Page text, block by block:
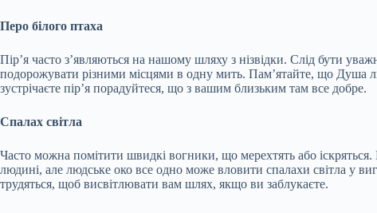
Перо білого птаха
Пір’я часто з’являються на нашому шляху з нізвідки. Слід бути
подорожувати різними місцями в одну мить. Пам’ятайте, що Душа
зустрічаєте пір’я порадуйтеся, що з вашим близьким там все добре.
Спалах світла
Часто можна помітити швидкі вогники, що мерехтять або
людині, але людське око все одно може вловити спалахи світла у
трудяться, щоб висвітлювати вам шлях, якщо ви заблукаєте.